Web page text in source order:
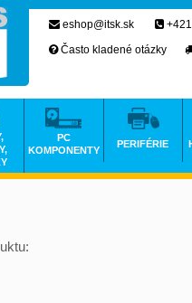
eshop@itsk.sk
Často kladené otázky
PC
KOMPONENTY
PERIFÉRIE